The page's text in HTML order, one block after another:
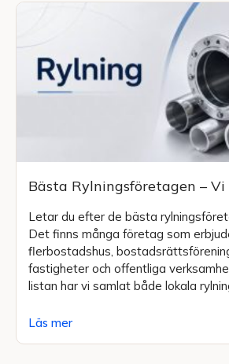
Bästa Rylningsföretagen –
Letar du efter de bästa
Det finns många företag som
flerbostadshus,
fastigheter och offentliga
listan har vi samlat både lokala
Läs mer